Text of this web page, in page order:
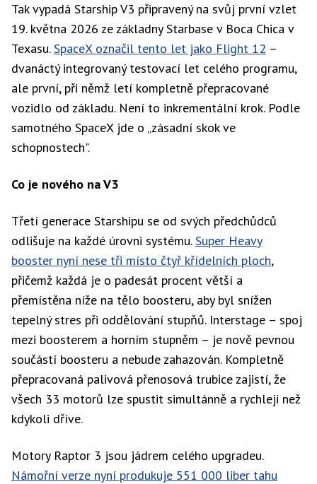
Tak vypadá Starship V3 připravený na svůj první vzlet
19. května 2026 ze základny Starbase v Boca Chica v
Texasu.SpaceX označil tento let jako Flight 12 –
dvanáctý integrovaný testovací let celého programu,
ale první, při němž letí kompletně přepracované
vozidlo od základu. Není to inkrementální krok. Podle
samotného SpaceX jde o „zásadní skok ve
schopnostech".
Co je nového na V3
Třetí generace Starshipu se od svých předchůdců
odlišuje na každé úrovni systému.Super Heavy
booster nyní nese tři místo čtyř křídelních ploch,
přičemž každá je o padesát procent větší a
přemístěna níže na tělo boosteru, aby byl snížen
tepelný stres při oddělování stupňů. Interstage – spoj
mezi boosterem a horním stupněm – je nově pevnou
součástí boosteru a nebude zahazován. Kompletně
přepracovaná palivová přenosová trubice zajistí, že
všech 33 motorů lze spustit simultánně a rychleji než
kdykoli dříve.
Motory Raptor 3 jsou jádrem celého upgradeu.
Námořní verze nyní produkuje 551 000 liber tahu